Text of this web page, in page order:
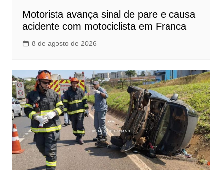
Motorista avança sinal de pare e causa
acidente com motociclista em Franca
8 de agosto de 2026